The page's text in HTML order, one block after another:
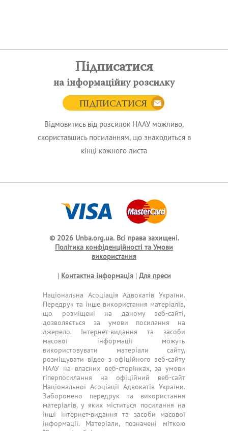
Підписатися
на інформаційну розсилку
ПІДПИСАТИСЯ
Відмовитись від розсилок НААУ можливо,
скориставшись посиланням, що знаходиться в
кінці кожного листа
© 2026 Unba.org.ua. Всі права захищені.
Політика конфіденційності та Умови
використання
| Контактна інформація| Для преси
Національна Асоціація Адвокатів України.
Передрук та інше використання матеріалів,
що розміщені на даному веб-сайті,
дозволяється за умови посилання на
джерело. Інтернет-видання та засоби
масової інформації можуть
використовувати матеріали сайту,
розміщувати відео з офіційного веб-сайту
НААУ на власних веб-сторінках, за умови
гіперпосилання на офіційний веб-сайт
Національної Асоціації Адвокатів України.
Заборонено передрук та використання
матеріалів, у яких міститься посилання на
інші інтернет-видання та засоби масової
інформації. Матеріали, позначені міткою